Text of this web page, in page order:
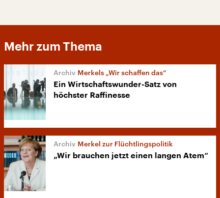
Mehr zum Thema
Merkels „Wir schaffen das“
Ein Wirtschaftswunder-Satz von
höchster Raffinesse
Merkel zur Flüchtlingspolitik
„Wir brauchen jetzt einen langen Atem“